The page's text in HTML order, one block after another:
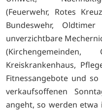
(Feuerwehr, Rotes
Bundeswehr,
unverzichtbare
Kreiskrankenhaus,
Fitnessangebote und
verkaufsoffenen
angeht, so werden